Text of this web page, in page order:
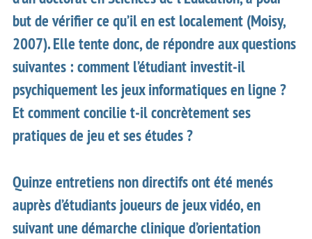
but de vérifier ce qu’il en est localement (Moisy,
2007). Elle tente donc, de répondre aux questions
suivantes : comment l’étudiant investit-il
psychiquement les jeux informatiques en ligne ?
Et comment concilie t-il concrètement ses
pratiques de jeu et ses études ?
Quinze entretiens non directifs ont été menés
auprès d’étudiants joueurs de jeux vidéo, en
suivant une démarche clinique d’orientation